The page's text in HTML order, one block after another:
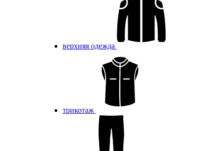
верхняя одежда
трикотаж